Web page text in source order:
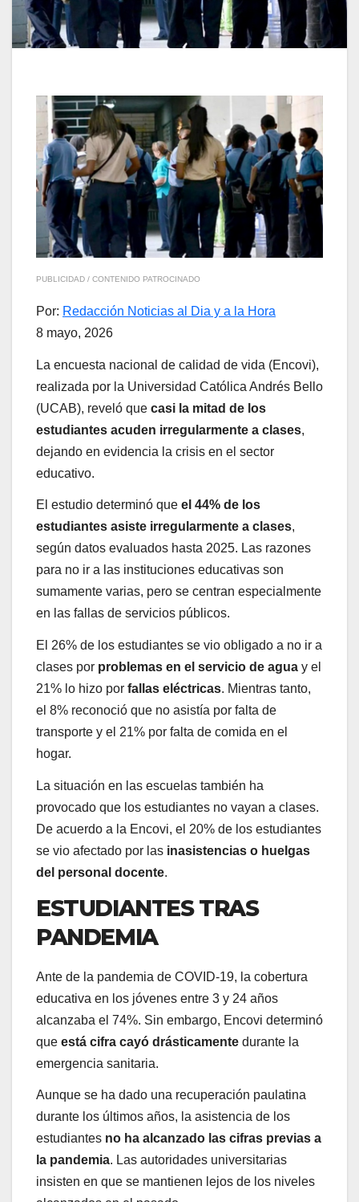
PUBLICIDAD / CONTENIDO PATROCINADO
Por: Redacción Noticias al Dia y a la Hora
8 mayo, 2026
La encuesta nacional de calidad de vida (Encovi),
realizada por la Universidad Católica Andrés Bello
(UCAB), reveló que casi la mitad de los
estudiantes acuden irregularmente a clases,
dejando en evidencia la crisis en el sector
educativo.
El estudio determinó que el 44% de los
estudiantes asiste irregularmente a clases,
según datos evaluados hasta 2025. Las razones
para no ir a las instituciones educativas son
sumamente varias, pero se centran especialmente
en las fallas de servicios públicos.
El 26% de los estudiantes se vio obligado a no ir a
clases por problemas en el servicio de agua y el
21% lo hizo por fallas eléctricas. Mientras tanto,
el 8% reconoció que no asistía por falta de
transporte y el 21% por falta de comida en el
hogar.
La situación en las escuelas también ha
provocado que los estudiantes no vayan a clases.
De acuerdo a la Encovi, el 20% de los estudiantes
se vio afectado por las inasistencias o huelgas
del personal docente.
ESTUDIANTES TRAS
PANDEMIA
Ante de la pandemia de COVID-19, la cobertura
educativa en los jóvenes entre 3 y 24 años
alcanzaba el 74%. Sin embargo, Encovi determinó
que está cifra cayó drásticamente durante la
emergencia sanitaria.
Aunque se ha dado una recuperación paulatina
durante los últimos años, la asistencia de los
estudiantes no ha alcanzado las cifras previas a
la pandemia. Las autoridades universitarias
insisten en que se mantienen lejos de los niveles